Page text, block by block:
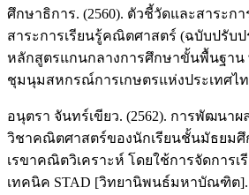
ศึกษาธิการ. (2560). ตัวชี้วัดและสาระก
สาระการเรียนรู้คณิตศาสตร์ (ฉบับปรับป
หลักสูตรแกนกลางการศึกษาขั้นพื้นฐาน
ชุมนุมสหกรณ์การเกษตรแห่งประเทศไ
อนุตรา จันทร์เขียว. (2562). การพัฒนา
วิชาคณิตศาสตร์ของนักเรียนชั้นมัธยมศึ
เรขาคณิตวิเคราะห์ โดยใช้การจัดการเ
เทคนิค STAD [วิทยานิพนธ์มหาบัณฑิต